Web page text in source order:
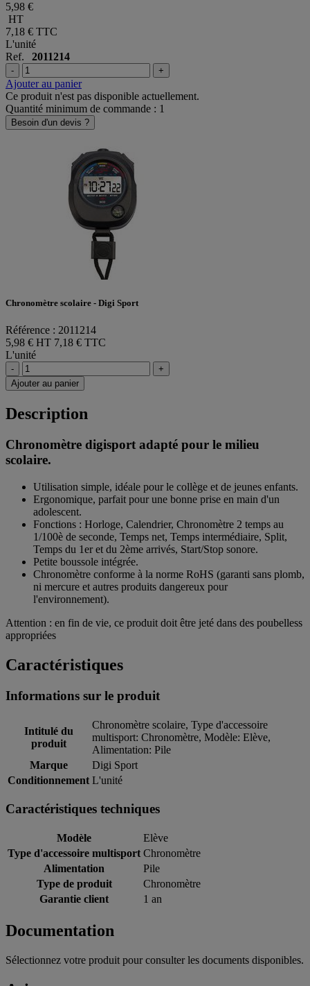
5,98 €
HT
7,18 € TTC
L'unité
Ref. 2011214
- +
Ajouter au panier
Ce produit n'est pas disponible actuellement.
Quantité minimum de commande : 1
Besoin d'un devis ?
Chronomètre scolaire - Digi Sport
Référence : 2011214
5,98 € HT 7,18 € TTC
L'unité
-
+
Ajouter au panier
Description
Chronomètre digisport adapté pour le milieu
scolaire.
Utilisation simple, idéale pour le collège et de jeunes enfants.
Ergonomique, parfait pour une bonne prise en main d'un
adolescent.
Fonctions : Horloge, Calendrier, Chronomètre 2 temps au
1/100è de seconde, Temps net, Temps intermédiaire, Split,
Temps du 1er et du 2ème arrivés, Start/Stop sonore.
Petite boussole intégrée.
Chronomètre conforme à la norme RoHS (garanti sans plomb,
ni mercure et autres produits dangereux pour
l'environnement).
Attention : en fin de vie, ce produit doit être jeté dans des poubelless
appropriées
Caractéristiques
Informations sur le produit
Intitulé du
produit
Chronomètre scolaire, Type d'accessoire
multisport: Chronomètre, Modèle: Elève,
Alimentation: Pile
Marque
Digi Sport
Conditionnement L'unité
Caractéristiques techniques
Modèle
Elève
Type d'accessoire multisport Chronomètre
Alimentation
Pile
Type de produit
Chronomètre
Garantie client
1 an
Documentation
Sélectionnez votre produit pour consulter les documents disponibles.